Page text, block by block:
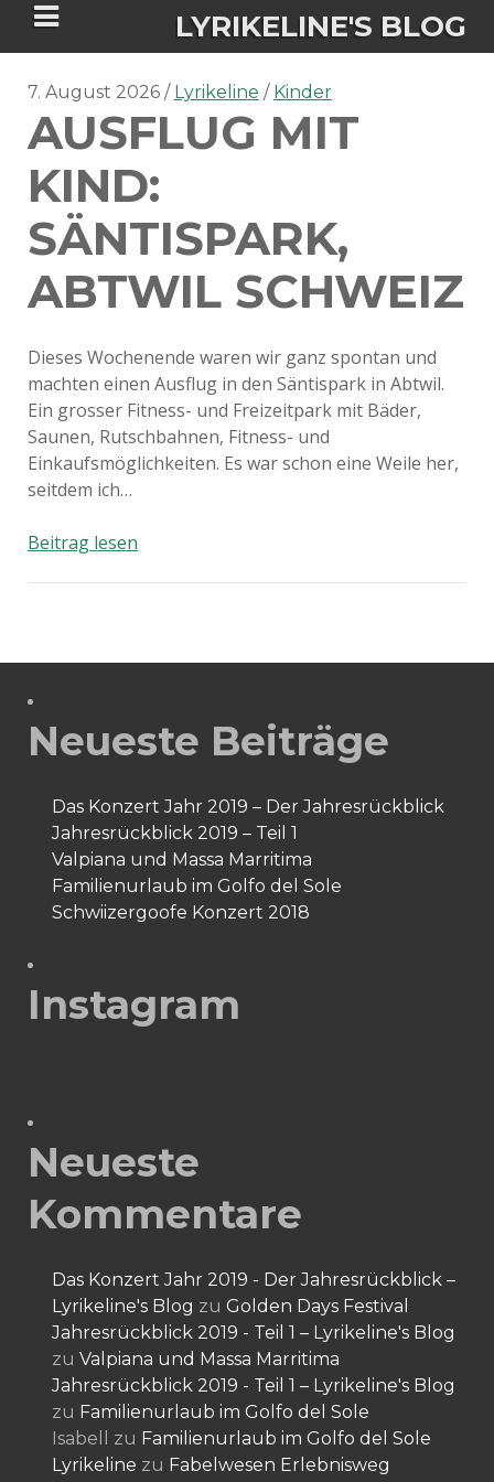
LYRIKELINE'S BLOG
Tania Morgan's Blog über alles, was
sie im Leben bewegt.
ÜBER DIE AUTORIN
IGASHO UND CHIMALIS KAYA
NIEMALS FÜR IMMER (ROMAN)
NIGHTMARES
BÜCHERSHOPS
DATENSCHUTZERKLÄRUNG
IMPRESSUM
7. August 2026 Lyrikeline Kinder
AUSFLUG MIT
KIND:
SÄNTISPARK,
ABTWIL SCHWEIZ
Dieses Wochenende waren wir ganz spontan und
machten einen Ausflug in den Säntispark in Abtwil.
Ein grosser Fitness- und Freizeitpark mit Bäder,
Saunen, Rutschbahnen, Fitness- und
Einkaufsmöglichkeiten. Es war schon eine Weile her,
seitdem ich…
Beitrag lesenAusflug
Neueste Beiträge
Das Konzert Jahr 2019 – Der Jahresrückblick
Jahresrückblick 2019 – Teil 1
Valpiana und Massa Marritima
Familienurlaub im Golfo del Sole
Schwiizergoofe Konzert 2018
Instagram
Neueste
Kommentare
Das Konzert Jahr 2019 - Der Jahresrückblick –
Lyrikeline's Blog zu Golden Days Festival
Jahresrückblick 2019 - Teil 1 – Lyrikeline's Blog
zu Valpiana und Massa Marritima
Jahresrückblick 2019 - Teil 1 – Lyrikeline's Blog
zu Familienurlaub im Golfo del Sole
Isabell
zu Familienurlaub im Golfo del Sole
Lyrikeline zu Fabelwesen Erlebnisweg